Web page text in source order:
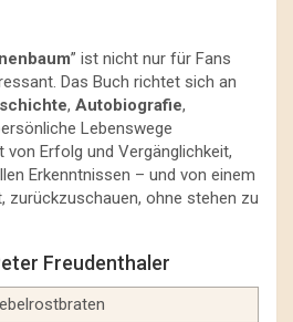
” ist nicht nur für Fans
Das Buch richtet sich an
, Autobiografie,
Lebenswege
von Erfolg und Vergänglichkeit,
Erkenntnissen – und von einem
zurückzuschauen, ohne stehen zu
Freudenthaler